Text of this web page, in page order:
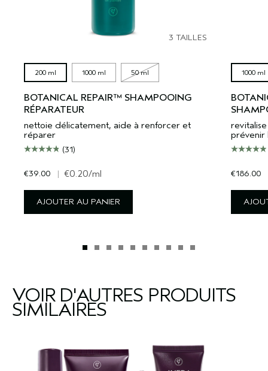
3 TAILLES
200 ml 1000 ml 50 ml
BOTANICAL REPAIR™ SHAMPOOING
RÉPARATEUR
nettoie délicatement, aide à renforcer et
réparer
(31)
€39.00 | €0.20/ml
AJOUTER AU PANIER
1000 ml
prévenir
€186.00
VOIR D'AUTRES PRODUITS
SIMILAIRES